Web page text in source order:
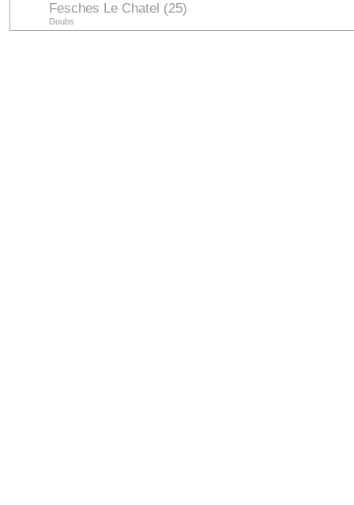
Fesches Le Chatel (25)
Doubs